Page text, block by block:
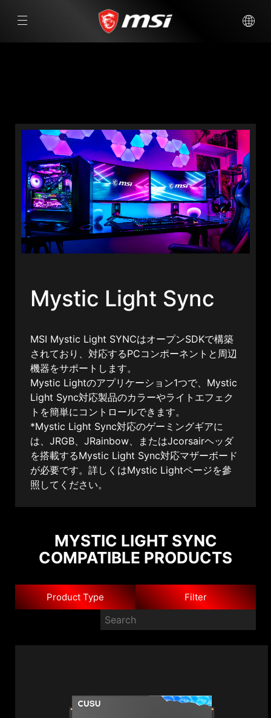
Mystic Light Sync
MSI Mystic Light SYNCはオープンSDKで構築
されており、対応するPCコンポーネントと周辺
機器をサポートします。
Mystic Lightのアプリケーション1つで、Mystic
Light Sync対応製品のカラーやライトエフェク
トを簡単にコントロールできます。
*Mystic Light Sync対応のゲーミングギアに
は、JRGB、JRainbow、またはJcorsairヘッダ
を搭載するMystic Light Sync対応マザーボード
が必要です。詳しくはMystic Lightページを參
照してください。
MYSTIC LIGHT SYNC
COMPATIBLE PRODUCTS
Product Type Filter